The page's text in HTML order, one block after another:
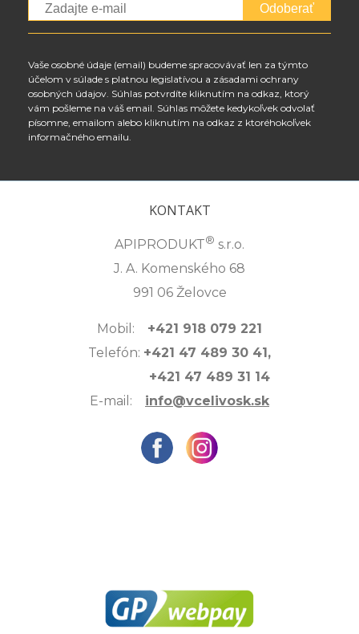
Odoberať
Vaše osobné údaje (email) budeme spracovávať len za týmto
účelom v súlade s platnou legislatívou a zásadami ochrany
osobných údajov. Súhlas potvrdíte kliknutím na odkaz, ktorý
vám pošleme na váš email. Súhlas môžete kedykoľvek odvolať
písomne, emailom alebo kliknutím na odkaz z ktoréhokoľvek
informačného emailu.
KONTAKT
APIPRODUKT® s.r.o.
J. A. Komenského 68
991 06 Želovce
Mobil: +421 918 079 221
Telefón: +421 47 489 30 41,
+421 47 489 31 14
E-mail: info@vcelivosk.sk